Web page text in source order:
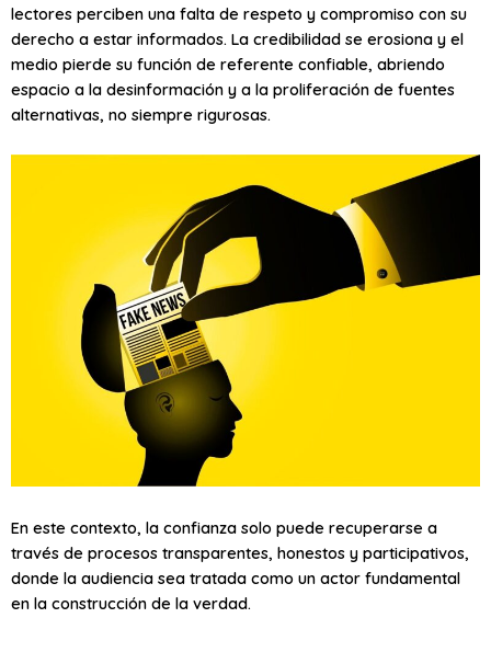
lectores perciben una falta de respeto y compromiso con su
derecho a estar informados. La credibilidad se erosiona y el
medio pierde su función de referente confiable, abriendo
espacio a la desinformación y a la proliferación de fuentes
alternativas, no siempre rigurosas.
En este contexto, la confianza solo puede recuperarse a
través de procesos transparentes, honestos y participativos,
donde la audiencia sea tratada como un actor fundamental
en la construcción de la verdad.